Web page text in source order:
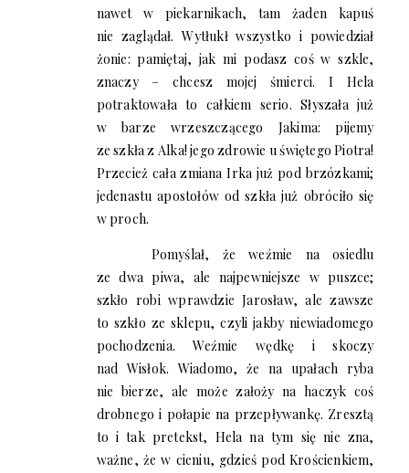
nawet w piekarnikach, tam żaden kapuś
nie zaglądał. Wytłukł wszystko i powiedział
żonie: pamiętaj, jak mi podasz coś w szkle,
znaczy – chcesz mojej śmierci. I Hela
potraktowała to całkiem serio. Słyszała już
w barze wrzeszczącego Jakima: pijemy
ze szkła z Alka! jego zdrowie u świętego Piotra!
Przecież cała zmiana Irka już pod brzózkami;
jedenastu apostołów od szkła już obróciło się
w proch.
Pomyślał, że weźmie na osiedlu
ze dwa piwa, ale najpewniejsze w puszce;
szkło robi wprawdzie Jarosław, ale zawsze
to szkło ze sklepu, czyli jakby niewiadomego
pochodzenia. Weźmie wędkę i skoczy
nad Wisłok. Wiadomo, że na upałach ryba
nie bierze, ale może założy na haczyk coś
drobnego i połapie na przepływankę. Zresztą
to i tak pretekst, Hela na tym się nie zna,
ważne, że w cieniu, gdzieś pod Krościenkiem,